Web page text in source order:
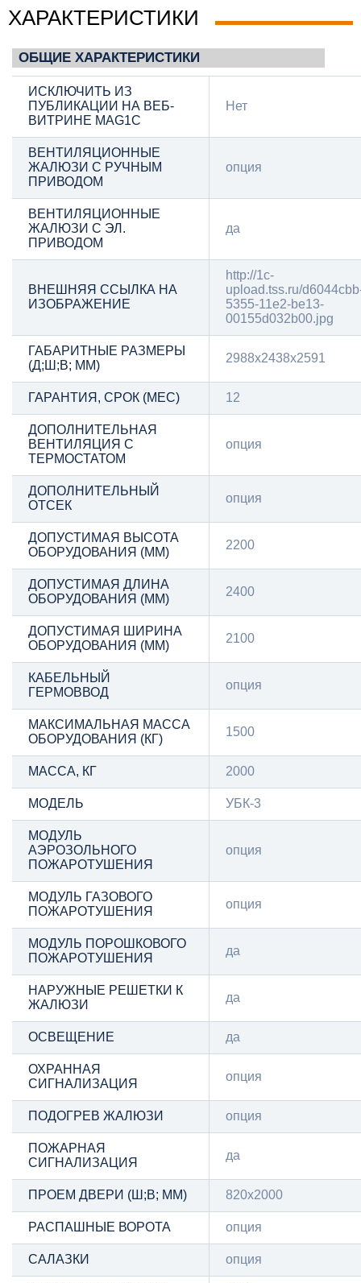
ХАРАКТЕРИСТИКИ
ОБЩИЕ ХАРАКТЕРИСТИКИ
ИСКЛЮЧИТЬ ИЗ
ПУБЛИКАЦИИ НА ВЕБ-
ВИТРИНЕ MAG1C
Нет
ВЕНТИЛЯЦИОННЫЕ
ЖАЛЮЗИ С РУЧНЫМ
ПРИВОДОМ
опция
ВЕНТИЛЯЦИОННЫЕ
ЖАЛЮЗИ С ЭЛ.
ПРИВОДОМ
да
ВНЕШНЯЯ ССЫЛКА НА
ИЗОБРАЖЕНИЕ
http://1c-
upload.tss.ru/
5355-11e2-be13-
00155d032b00.jpg
ГАБАРИТНЫЕ РАЗМЕРЫ
(Д;Ш;В; ММ)
2988х2438х2591
ГАРАНТИЯ, СРОК (МЕС) 12
ДОПОЛНИТЕЛЬНАЯ
ВЕНТИЛЯЦИЯ С
ТЕРМОСТАТОМ
опция
ДОПОЛНИТЕЛЬНЫЙ
ОТСЕК
опция
ДОПУСТИМАЯ ВЫСОТА
ОБОРУДОВАНИЯ (ММ)
2200
ДОПУСТИМАЯ ДЛИНА
ОБОРУДОВАНИЯ (ММ)
2400
ДОПУСТИМАЯ ШИРИНА
ОБОРУДОВАНИЯ (ММ)
2100
КАБЕЛЬНЫЙ
ГЕРМОВВОД
опция
МАКСИМАЛЬНАЯ МАССА
ОБОРУДОВАНИЯ (КГ)
1500
МАССА, КГ 2000
МОДЕЛЬ УБК-3
МОДУЛЬ
АЭРОЗОЛЬНОГО
ПОЖАРОТУШЕНИЯ
опция
МОДУЛЬ ГАЗОВОГО
ПОЖАРОТУШЕНИЯ
опция
МОДУЛЬ ПОРОШКОВОГО
ПОЖАРОТУШЕНИЯ
да
НАРУЖНЫЕ РЕШЕТКИ К
ЖАЛЮЗИ
да
ОСВЕЩЕНИЕ да
ОХРАННАЯ
СИГНАЛИЗАЦИЯ
опция
ПОДОГРЕВ ЖАЛЮЗИ опция
ПОЖАРНАЯ
СИГНАЛИЗАЦИЯ
да
ПРОЕМ ДВЕРИ (Ш;В; ММ) 820х2000
РАСПАШНЫЕ ВОРОТА опция
САЛАЗКИ опция